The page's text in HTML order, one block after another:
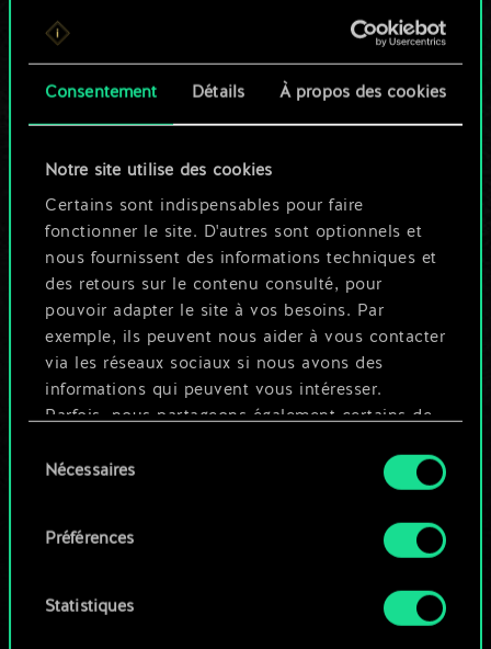
Consentement Détails À propos des cookies
Notre site utilise des cookies
Certains sont indispensables pour faire
fonctionner le site. D'autres sont optionnels et
nous fournissent des informations techniques et
des retours sur le contenu consulté, pour
pouvoir adapter le site à vos besoins. Par
exemple, ils peuvent nous aider à vous contacter
via les réseaux sociaux si nous avons des
informations qui peuvent vous intéresser.
Parfois, nous partageons également certains de
ces cookies optionnels ne seront appliqués
Vous pouvez consulter tous les détails sur notre
préférences dans le menu "Paramètres" ci-
duNécessaires
Préférences
Statistiques
Pour l'instant, ce
n'est qu'un jeu de
cartes partagé.
Mais cela peut être
tellement plus !
Nommer ce jeu et créer un guide